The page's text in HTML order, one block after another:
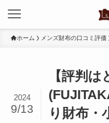
ホーム メンズ財布の口コミ評価
【評判
り財布・
2024
9/13